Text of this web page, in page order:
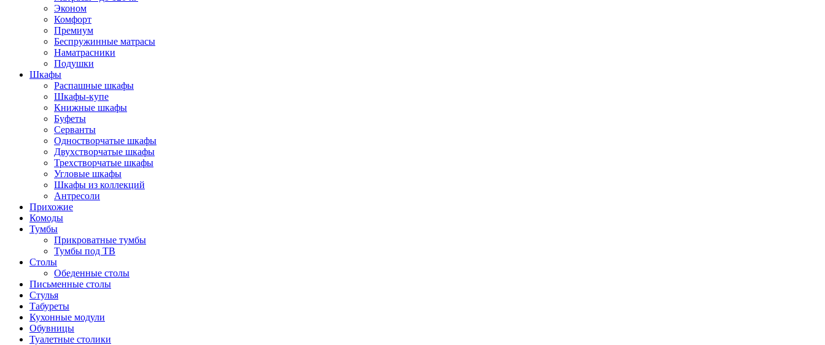
Эконом
Комфорт
Премиум
Беспружинные матрасы
Наматрасники
Подушки
Шкафы
Распашные шкафы
Шкафы-купе
Книжные шкафы
Буфеты
Серванты
Одностворчатые шкафы
Двухстворчатые шкафы
Трехстворчатые шкафы
Угловые шкафы
Шкафы из коллекций
Антресоли
Прихожие
Комоды
Тумбы
Прикроватные тумбы
Тумбы под ТВ
Столы
Обеденные столы
Письменные столы
Стулья
Табуреты
Кухонные модули
Обувницы
Туалетные столики